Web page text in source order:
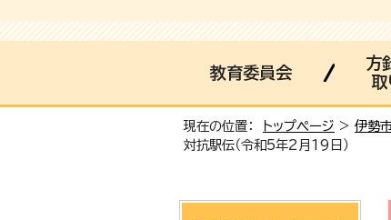
教育委員会
方
取
現在の位置： トップページ > 伊勢
対抗駅伝（令和5年2月19日）